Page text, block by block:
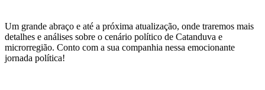
Um grande abraço e até a próxima atualização, onde traremos mais
detalhes e análises sobre o cenário político de Catanduva e
microrregião. Conto com a sua companhia nessa emocionante
jornada política!